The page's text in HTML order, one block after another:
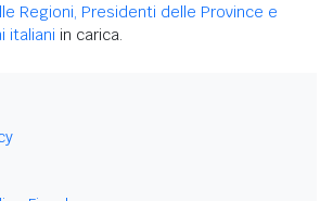
Regioni, Presidenti delle Province e
italiani in carica.